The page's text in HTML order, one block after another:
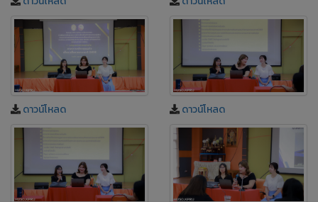
ดาวน์โหลด ดาวน์โหลด